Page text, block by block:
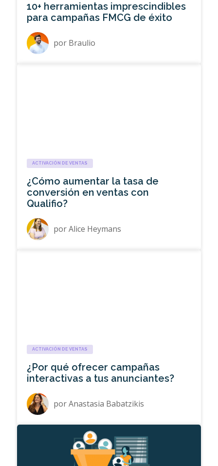
10+ herramientas imprescindibles
para campañas FMCG de éxito
por Braulio
ACTIVACIÓN DE VENTAS
¿Cómo aumentar la tasa de
conversión en ventas con
Qualifio?
porAlice Heymans
ACTIVACIÓN DE VENTAS
¿Por qué ofrecer campañas
interactivas a tus anunciantes?
porAnastasia Babatzikis